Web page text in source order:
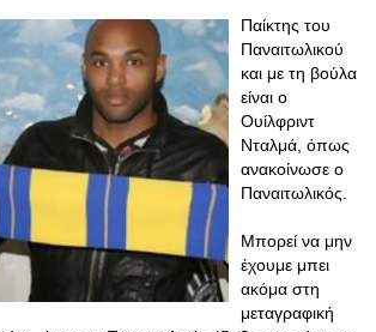
Παίκτης του
Παναιτωλικού
και με τη βούλα
είναι ο
Ουίλφριντ
Νταλμά, όπως
ανακοίνωσε ο
Παναιτωλικός.
Μπορεί να μην
έχουμε μπει
ακόμα στη
μεταγραφική